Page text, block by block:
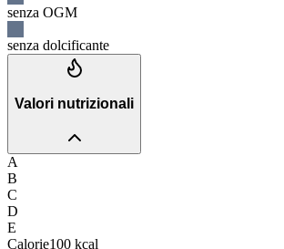
senza OGM
senza dolcificante
Valori nutrizionali
A
B
C
D
E
Calorie100 kcal